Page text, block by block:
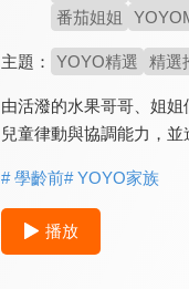
番茄姐姐
主題： YOYO精選 精選
由活潑的水果哥哥、姐
兒童律動與協調能力，並
# 學齡前# YOYO家族
播放